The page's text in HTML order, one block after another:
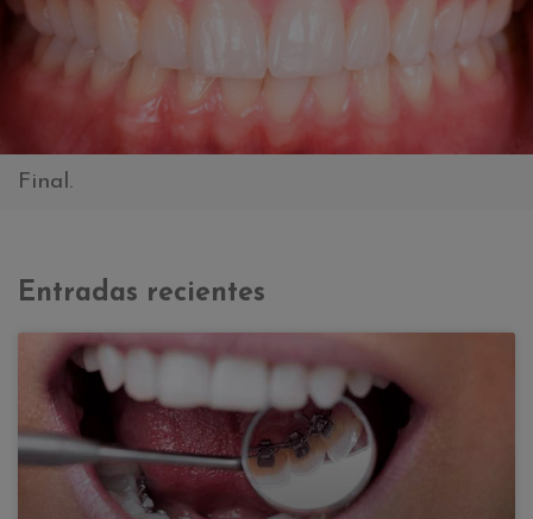
Final.
Entradas recientes